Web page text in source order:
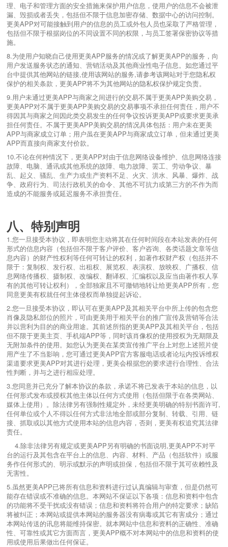
理、电子和管理方面的安全措施来保护用户信息，使用户的信息不会被泄
漏、毁损或者丢失，包括但不限于信息加密存储、数据中心的访问控制。
更美APP对可能接触到用户的信息的员工或外包人员也采取了严格管理，
包括但不限于根据岗位的不同设置不同的权限，与员工签署保密协议等措
施。
8.为使用户知晓自己使用更美APP服务的情况或了解更美APP的服务，向
用户发送服务状态的通知、营销活动及其他商业性电子信息。 如您通过平
台中提供其他网站的链接,使用该网站的服务,请参考该网站对于您隐私权
保护的相关条款，更美APP将不为其他网站的隐私权保护规定负责。
9.用户未通过更美APP与商家之间进行的交易不属于更美APP美购交易，
更美APP对不属于更美APP美购交易的交易事项不承担任何责任，用户不
得因其与商家之间因此类交易发生的任何争议投诉更美APP或要求更美承
担任何责任。不属于更美APP美购交易的情况具体包括：用户未在更美
APP与商家成立订单；用户虽在更美APP与商家成立订单，但未通过更美
APP而直接向商家支付价款。
10.不论在何种情况下，更美APP对由于信息网络设备维护、信息网络连接
故障、电脑、通讯或其他系统的故障、电力故障、罢工、劳动争议、暴
乱、起义、骚乱、生产力或生产资料不足、火灾、洪水、风暴、爆炸、战
争、政府行为、司法行政机关的命令、其他不可抗力或第三方的不作为而
造成的不能服务或延迟服务不承担责任。
八、特别声明
1.您一旦接受本协议，即表明您主动将其在任何时间段在本站发表的任何
形式的信息内容（包括但不限于客户评价、客户咨询、各类话题文章等信
息内容）的财产性权利等任何可转让的权利，如著作权财产权（包括并不
限于：复制权、发行权、出租权、展览权、表演权、放映权、广播权、信
息网络传播权、摄制权、改编权、翻译权、汇编权以及应当由著作权人享
有的其他可转让权利），全部独家且不可撤销地转让给更美APP所有，您
同意更美有权就任何主体侵权而单独提起诉讼。
2.您一旦接受本协议，即认可在更美APP及其相关平台中所上传的包含您
肖像及隐私部位的照片，可由更美用于相关平台的推广宣传及营销等合法
并以营利为目的的商业用途。其前述所指的更美APP及其相关平台，包括
但不限于更美主页、手机端APP等，同时该肖像权的使用授权为无期限及
无附加条件的使用。如您认为更美在某类宣传推广平台上对您上述照片使
用产生了不当影响，您可通过更美APP官方客服电话或者论坛内投诉维权
渠道要求更美APP对其进行处理，更美会根据您的要求进行合理性、合法
性判断，并与之进行相应处理。
3.您同意并已充分了解本协议的条款，承诺不将已发表于本站的信息，以
任何形式发布或授权其他主体以任何方式使用（包括但限于在各类网站、
媒体上使用）。除法律另有强制性规定外，未经更美明确的特别书面许可,
任何单位或个人不得以任何方式非法地全部或部分复制、转载、引用、链
接、抓取或以其他方式使用本站的信息内容，否则，更美有权追究其法律
责任。
4.除非法律另有规定或更美APP另有明确的书面说明,更美APP不对平
台的运行及其包含在平台上的信息、内容、材料、产品（包括软件）或服
务作任何形式的、明示或默示的声明或担保，包括但不限于其可依赖性及
无害性。
5.虽然更美APP已将所有信息和资料进行过认真编辑与审查，但是仍然可
能存在错误或不准确的信息。本网站不保证以下各项：信息和资料中包含
的功能将不受干扰或没有错误；信息和资料将符合用户的特定要求；缺陷
将被纠正；本网站或提供本网站的服务器没有病毒或其它有害成分；通过
本网站传送的讯息将能维持保密。就本网站中信息和资料的正确性、准确
性、可靠性或其它方面而言，更美APP概不对本网站中的信息和资料的使
用或使用后果做出任何保证。